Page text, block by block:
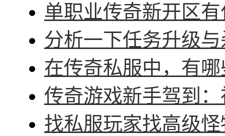
单职业传奇新开区
分析一下任务升级
在传奇私服中，有
传奇游戏新手驾到
找私服玩家找高级